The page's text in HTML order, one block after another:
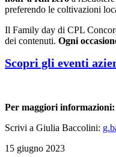
preferendo le coltivazioni
Il Family day di CPL
dei contenuti. Ogni
Scopri gli eventi
Per maggiori informazioni:
Scrivi a Giulia Baccolini:
15 giugno 2023